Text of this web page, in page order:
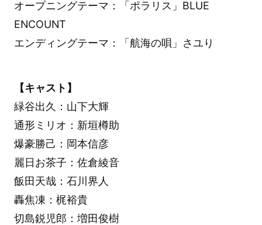
オープニングテーマ：「ポラリス」BLUE
ENCOUNT
エンディングテーマ：「航海の唄」さユり
【キャスト】
緑谷出久：山下大輝
通形ミリオ：新垣樽助
爆豪勝己：岡本信彦
麗日お茶子：佐倉綾音
飯田天哉：石川界人
轟焦凍：梶裕貴
切島鋭児郎：増田俊樹